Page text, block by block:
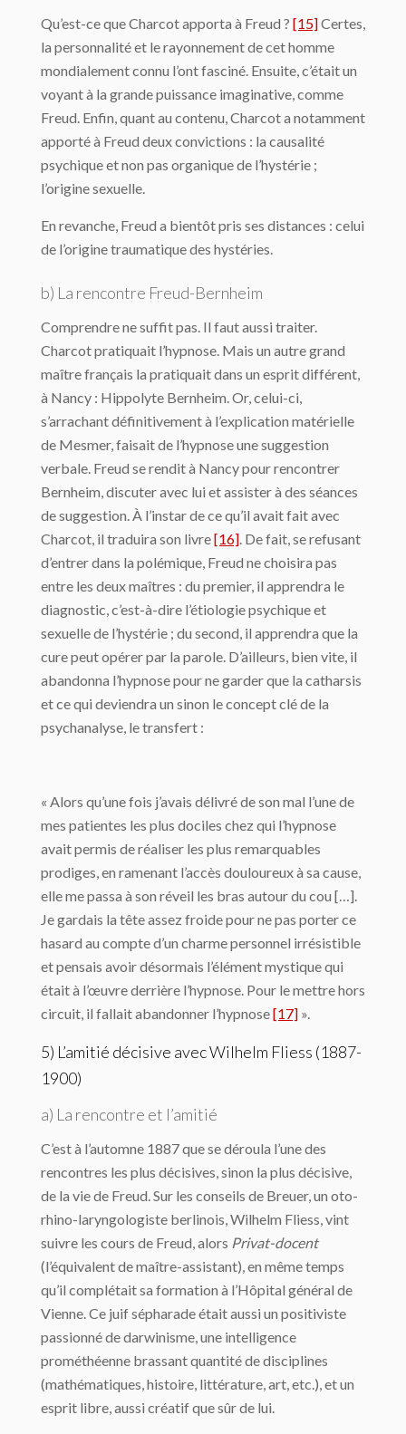
Qu’est-ce que Charcot apporta à Freud ? [15]Certes,
la personnalité et le rayonnement de cet homme
mondialement connu l’ont fasciné. Ensuite, c’était un
voyant à la grande puissance imaginative, comme
Freud. Enfin, quant au contenu, Charcot a notamment
apporté à Freud deux convictions : la causalité
psychique et non pas organique de l’hystérie ;
l’origine sexuelle.
En revanche, Freud a bientôt pris ses distances : celui
de l’origine traumatique des hystéries.
b) La rencontre Freud-Bernheim
Comprendre ne suffit pas. Il faut aussi traiter.
Charcot pratiquait l’hypnose. Mais un autre grand
maître français la pratiquait dans un esprit différent,
à Nancy : Hippolyte Bernheim. Or, celui-ci,
s’arrachant définitivement à l’explication matérielle
de Mesmer, faisait de l’hypnose une suggestion
verbale. Freud se rendit à Nancy pour rencontrer
Bernheim, discuter avec lui et assister à des séances
de suggestion. À l’instar de ce qu’il avait fait avec
Charcot, il traduira son livre[16]. De fait, se refusant
d’entrer dans la polémique, Freud ne choisira pas
entre les deux maîtres : du premier, il apprendra le
diagnostic, c’est-à-dire l’étiologie psychique et
sexuelle de l’hystérie ; du second, il apprendra que la
cure peut opérer par la parole. D’ailleurs, bien vite, il
abandonna l’hypnose pour ne garder que la catharsis
et ce qui deviendra un sinon le concept clé de la
psychanalyse, le transfert :
« Alors qu’une fois j’avais délivré de son mal l’une de
mes patientes les plus dociles chez qui l’hypnose
avait permis de réaliser les plus remarquables
prodiges, en ramenant l’accès douloureux à sa cause,
elle me passa à son réveil les bras autour du cou […].
Je gardais la tête assez froide pour ne pas porter ce
hasard au compte d’un charme personnel irrésistible
et pensais avoir désormais l’élément mystique qui
était à l’œuvre derrière l’hypnose. Pour le mettre hors
circuit, il fallait abandonner l’hypnose[17] ».
5) L’amitié décisive avec Wilhelm Fliess (1887-
1900)
a) La rencontre et l’amitié
C’est à l’automne 1887 que se déroula l’une des
rencontres les plus décisives, sinon la plus décisive,
de la vie de Freud. Sur les conseils de Breuer, un oto-
rhino-laryngologiste berlinois, Wilhelm Fliess, vint
suivre les cours de Freud, alors Privat-docent
(l’équivalent de maître-assistant), en même temps
qu’il complétait sa formation à l’Hôpital général de
Vienne. Ce juif sépharade était aussi un positiviste
passionné de darwinisme, une intelligence
prométhéenne brassant quantité de disciplines
(mathématiques, histoire, littérature, art, etc.), et un
esprit libre, aussi créatif que sûr de lui.